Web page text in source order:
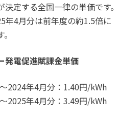
定する全国一律の単価です。
年4月分は前年度の約1.5倍に
発電促進賦課金単価
2024年4月分：1.40円/kWh
2025年4月分：3.49円/kWh